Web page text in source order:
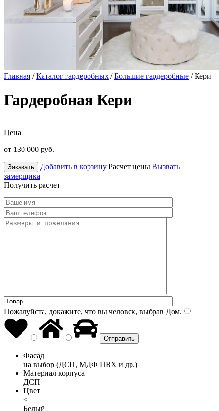
Главная /Каталог гардеробных /Большие гардеробные / Кери
Гардеробная Кери
Цена:
от 130 000 руб.
Заказать Добавить в корзину Расчет цены Вызвать
замерщика
Получить расчет
Пожалуйста, докажите, что вы человек, выбрав Дом.
Фасад
на выбор (ДСП, МДФ ПВХ и др.)
Материал корпуса
ДСП
Цвет
<
Белый